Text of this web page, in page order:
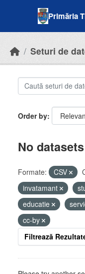
Primăria
Seturi de
Order by
No
Formate: CSV
invatamant
educatie
cc-by
Filtrează